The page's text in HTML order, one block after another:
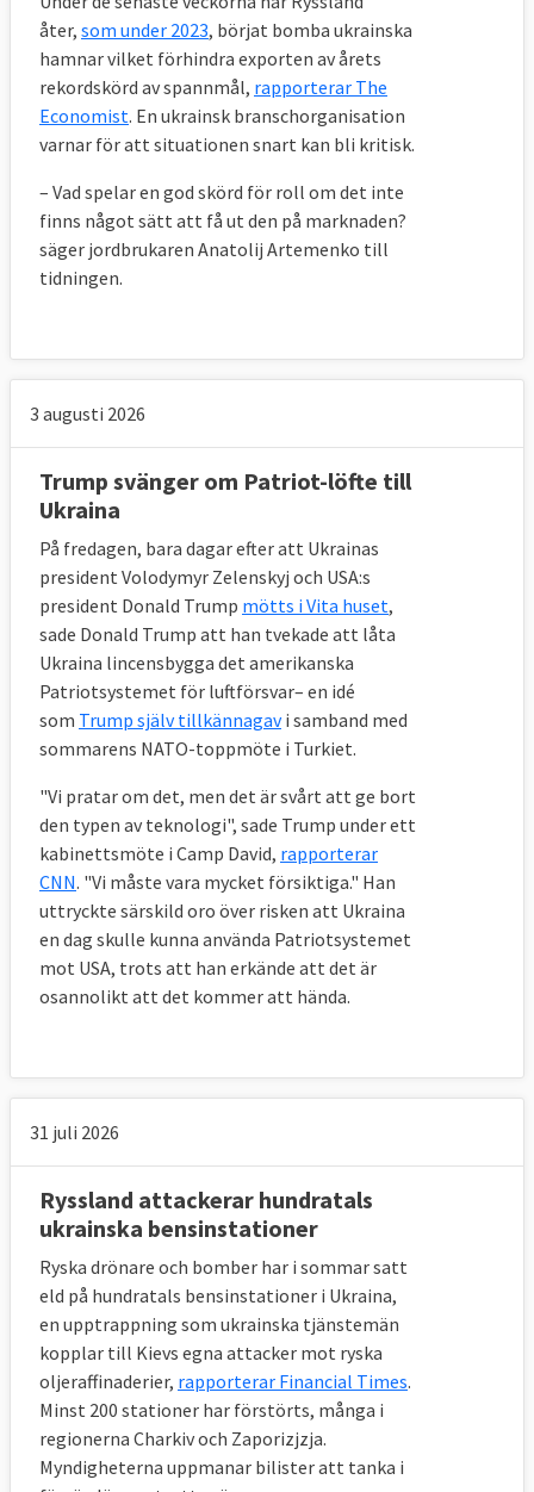
åter, som under 2023, börjat bomba ukrainska
hamnar vilket förhindra exporten av årets
rekordskörd av spannmål, rapporterar The
Economist. En ukrainsk branschorganisation
varnar för att situationen snart kan bli kritisk.
– Vad spelar en god skörd för roll om det inte
finns något sätt att få ut den på marknaden?
säger jordbrukaren Anatolij Artemenko till
tidningen.
3 augusti 2026
Trump svänger om Patriot-löfte till
Ukraina
På fredagen, bara dagar efter att Ukrainas
president Volodymyr Zelenskyj och USA:s
president Donald Trump mötts i Vita huset,
sade Donald Trump att han tvekade att låta
Ukraina lincensbygga det amerikanska
Patriotsystemet för luftförsvar– en idé
som Trump själv tillkännagavi samband med
sommarens NATO-toppmöte i Turkiet.
"Vi pratar om det, men det är svårt att ge bort
den typen av teknologi", sade Trump under ett
kabinettsmöte i Camp David, rapporterar
CNN. "Vi måste vara mycket försiktiga." Han
uttryckte särskild oro över risken att Ukraina
en dag skulle kunna använda Patriotsystemet
mot USA, trots att han erkände att det är
osannolikt att det kommer att hända.
31 juli 2026
Ryssland attackerar hundratals
ukrainska bensinstationer
Ryska drönare och bomber har i sommar satt
eld på hundratals bensinstationer i Ukraina,
en upptrappning som ukrainska tjänstemän
kopplar till Kievs egna attacker mot ryska
oljeraffinaderier, rapporterar Financial Times.
Minst 200 stationer har förstörts, många i
regionerna Charkiv och Zaporizjzja.
Myndigheterna uppmanar bilister att tanka i